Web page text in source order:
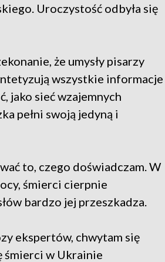
Uroczystość odbyła się
że umysły pisarzy
wszystkie informacje
jako sieć wzajemnych
pełni swoją jedyną i
to, czego doświadczam. W
śmierci cierpnie
bardzo jej przeszkadza.
ekspertów, chwytam się
śmierci w Ukrainie